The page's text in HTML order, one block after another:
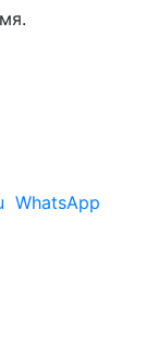
WhatsApp